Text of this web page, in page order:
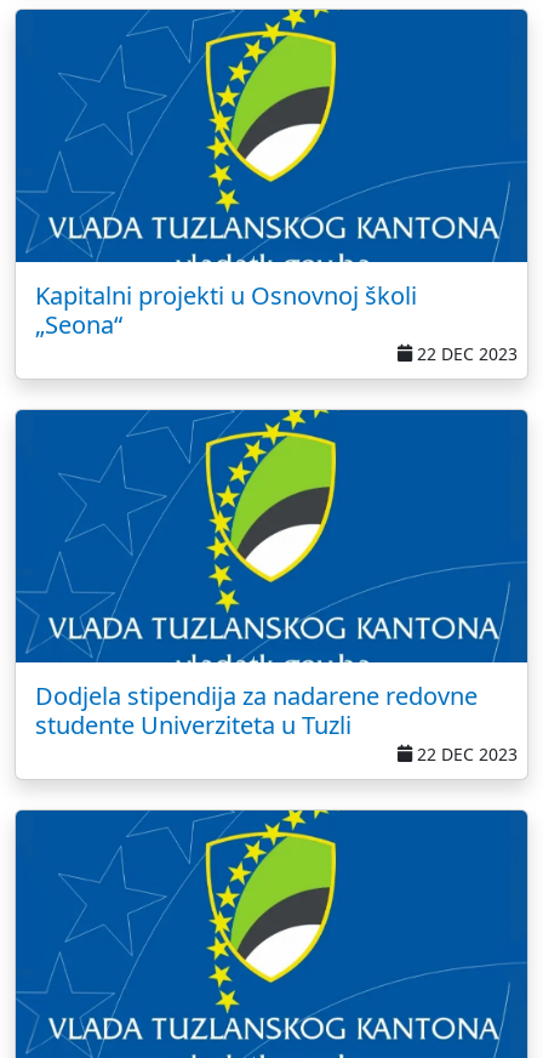
Kapitalni projekti u Osnovnoj školi
„Seona“
22 DEC 2023
Dodjela stipendija za nadarene redovne
studente Univerziteta u Tuzli
22 DEC 2023